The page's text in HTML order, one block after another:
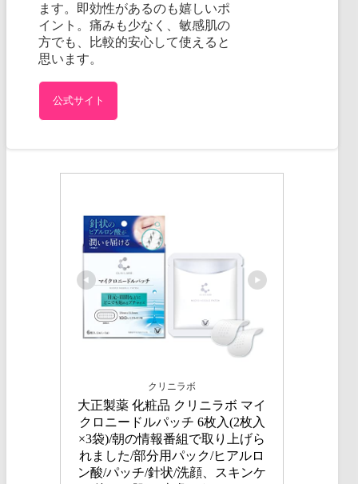
ます。即効性があるのも嬉しいポ
イント。痛みも少なく、敏感肌の
方でも、比較的安心して使えると
思います。
公式サイト
クリニラボ
大正製薬 化粧品 クリニラボ マイ
クロニードルパッチ 6枚入(2枚入
×3袋)/朝の情報番組で取り上げら
れました/部分用パック/ヒアルロ
ン酸/パッチ/針状/洗顔、スキンケ